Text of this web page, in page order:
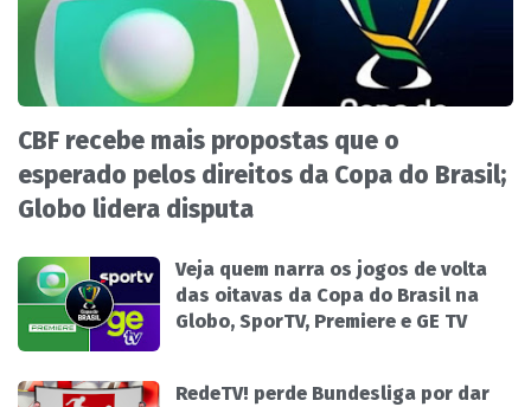
CBF recebe mais propostas que o
esperado pelos direitos da Copa do Brasil;
Globo lidera disputa
Veja quem narra os jogos de volta
das oitavas da Copa do Brasil na
Globo, SporTV, Premiere e GE TV
RedeTV! perde Bundesliga por dar